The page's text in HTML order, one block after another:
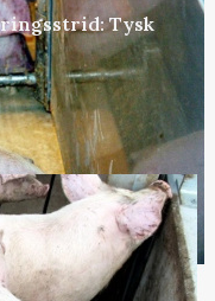
Tysk